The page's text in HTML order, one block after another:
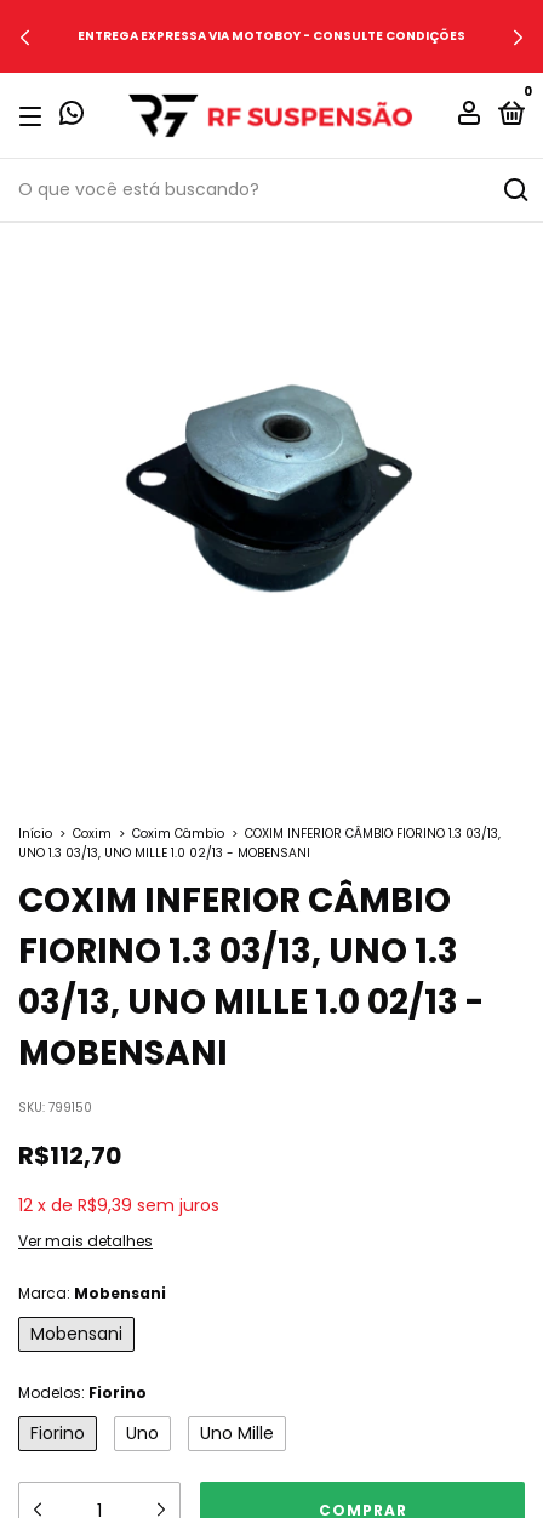
ENTREGA EXPRESSA VIA MOTOBOY - CONSULTE CONDIÇÕES
0
Início > Coxim > Coxim Câmbio > COXIM INFERIOR CÂMBIO FIORINO 1.3 03/13,
UNO 1.3 03/13, UNO MILLE 1.0 02/13 - MOBENSANI
COXIM INFERIOR CÂMBIO
FIORINO 1.3 03/13, UNO 1.3
03/13, UNO MILLE 1.0 02/13 -
MOBENSANI
SKU: 799150
R$112,70
12 x de R$9,39 sem juros
Ver mais detalhes
Marca: Mobensani
Mobensani
Modelos: Fiorino
Fiorino Uno Uno Mille